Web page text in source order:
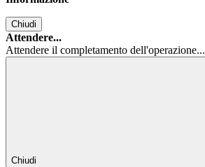
Chiudi
Attendere...
Attendere il completamento dell'operazione...
Chiudi